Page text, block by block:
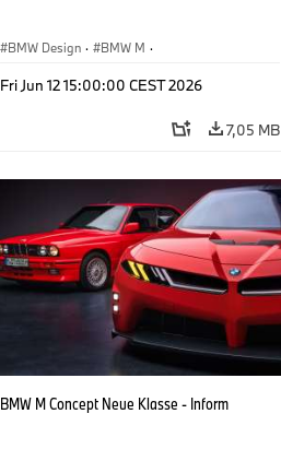
BMW Design · BMW M ·
Fri Jun 12 15:00:00 CEST 2026
7,05 MB
BMW M Concept Neue Klasse - Inform